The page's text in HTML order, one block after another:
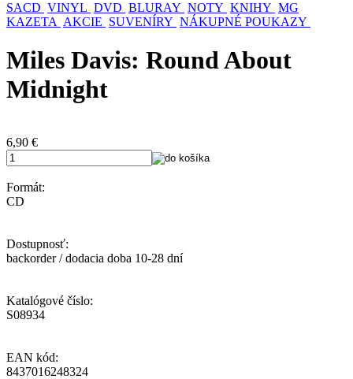
SACD VINYL DVD BLURAY NOTY KNIHY MG
KAZETA AKCIE SUVENÍRY NÁKUPNÉ POUKAZY
Miles Davis: Round About
Midnight
6,90 €
Formát:
CD
Dostupnosť:
backorder / dodacia doba 10-28 dní
Katalógové číslo:
S08934
EAN kód:
8437016248324